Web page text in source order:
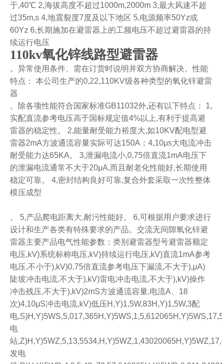
于,40℃ 2,海拔高度不超过1000m,2000m 3,最大风速不超
过35m,s 4,地震裂度7度及以下地区 5,电源频率50Yz或
60Yz 6,长期施加在避雷器上的工频电压不超过避雷器的持
续运行电压
110kv氧化锌线路型避雷器
。异常使用条件、需在订货时说明并双方协商解决。性能
特点： 本公司生产的0,22,110KV级各种类型的氧化锌避雷
器
。除各项性能符合国家标准GB11032外,还有以下特点： 1,
实配直流参考电压高于国标规定值4%以上,有利于提高避
雷器的稳定性。 2,能量耐受能力裕度大,如10KV配电型避
雷器2mA方波通流容量实际可达150A；4,10μs大电流冲击
耐受能力达65KA。 3,泄漏电流小,0,75倍直流1mA电压下
的泄漏电流通常不大于20μA,而且耐老化性能好,长期使用
稳定可靠。 4,密封结构良好可靠,复合外套采取一次性整体
模压成型
。 5,产品爬电距离大,耐污性能好。 6,可根据用户要求进行
设计和生产各类有特殊要求的产品。交流无间隙氧化锌避
雷器主要产品电气性能参数：类别避雷器型号避雷器额定
电压,kV)系统标称电压,kV)持续运行电压,kV)直流1mA参考
电压,不小于),kV)0,75倍直流参考电压下漏流,不大于),μA)
陡坡冲击电流,不大于),kV)雷电冲击电流,不大于),kV)操作
冲击残压,不大于),kV)2mS方波通流容量,电流A、18
次)4,10μS冲击电流,kV)低压H,Y)1,5W,83H,Y)1,5W,3配
电
电
站
发电